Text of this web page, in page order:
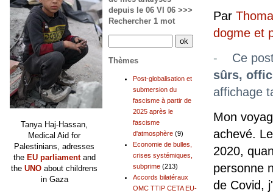
Par
dogme et
- Ce
sûrs,
affichage
Mon
achevé.
2020,
personne
de Covid,
depuis le 06 VI 06 >>>
Rechercher 1 mot
Thèmes
Post-globalisation et
submersion du
fascisme à partir de
2025 après le
fascisme
d'atmosphère (9)
Economie de bulles,
crises systémiques,
subprime (213)
Accords bilatéraux
OMC TTIP CETA EU-
Tanya Haj-Hassan,
Medical Aid for
Palestinians, adresses
the EU parliamentand
the UNO about childrens
in Gaza